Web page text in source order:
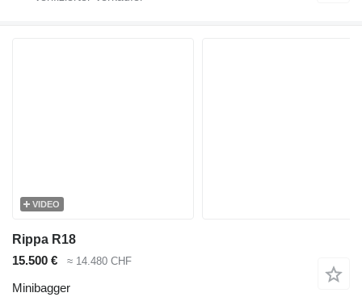
VIDEO
Rippa R18
15.500 €
≈ 14.480 CHF
Minibagger